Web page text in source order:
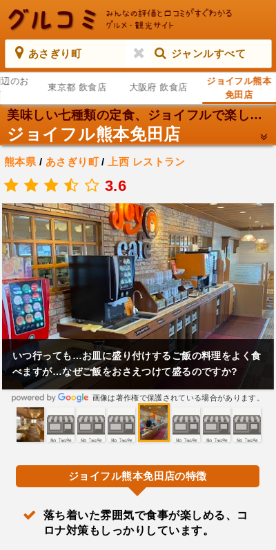
あさぎり町 ジャンルすべて
のお
東京都 飲食店 大阪府 飲食店
ジョイフル熊本
免田店
美味しい七種類の定食、ジョイフルで楽しむ！
ジョイフル熊本免田店
熊本県 / あさぎり町/ 上西 レストラン
3.6
いつ行っても…お皿に盛り付けするご飯の料理をよく食
べますが…なぜご飯をおさえつけて盛るのですか?
画像は著作権で保護されている場合があります。
ジョイフル熊本免田店の特徴
落ち着いた雰囲気で食事が楽しめる、コ
ロナ対策もしっかりしています。